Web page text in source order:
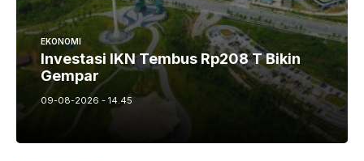
EKONOMI
Investasi IKN Tembus Rp208 T Bikin
Gempar
09-08-2026 - 14.45